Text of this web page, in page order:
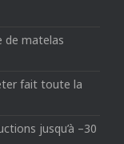
de matelas
fait toute la
jusqu’à –30